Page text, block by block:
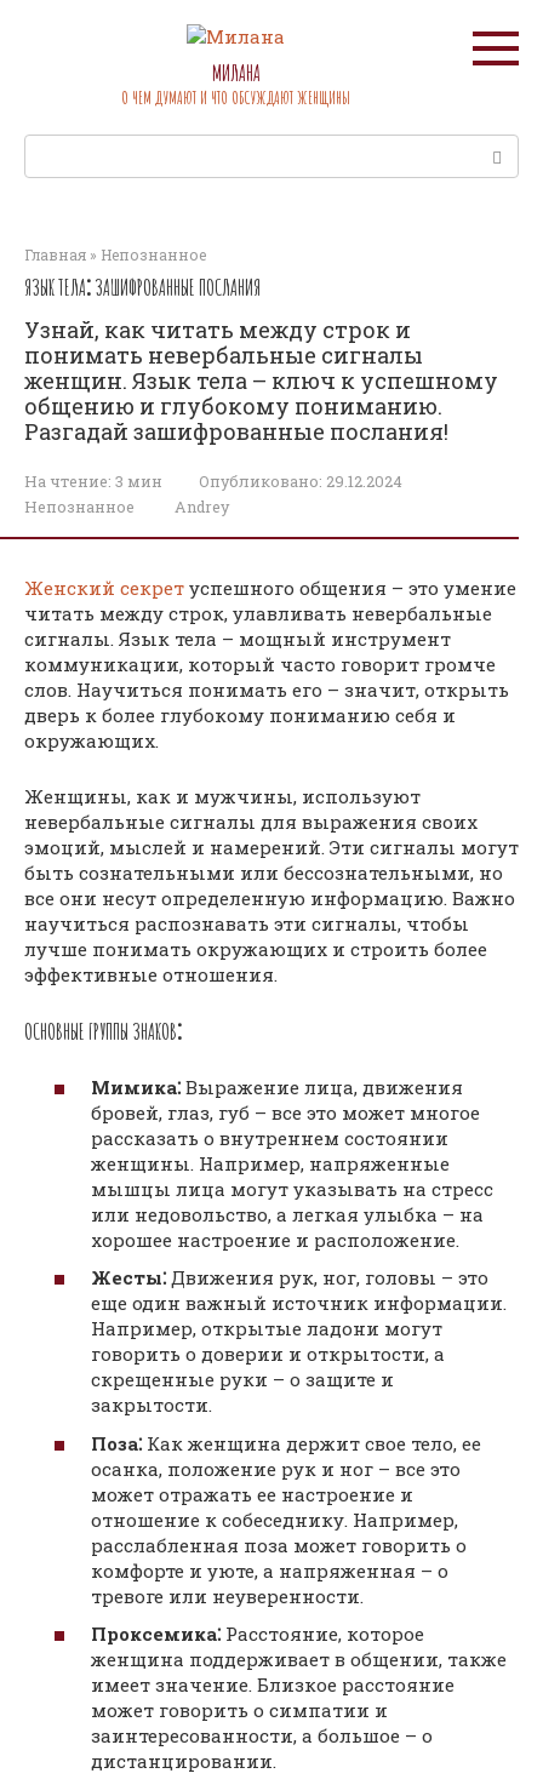
МИЛАНА
О ЧЕМ ДУМАЮТ И ЧТО ОБСУЖДАЮТ ЖЕНЩИНЫ
Главная » Непознанное
ЯЗЫК ТЕЛА⁚ ЗАШИФРОВАННЫЕ ПОСЛАНИЯ
Узнай, как читать между строк и
понимать невербальные сигналы
женщин. Язык тела – ключ к успешному
общению и глубокому пониманию.
Разгадай зашифрованные послания!
На чтение: 3 мин Опубликовано: 29.12.2024
Непознанное
Andrey
Женский секрет успешного общения – это умение
читать между строк, улавливать невербальные
сигналы. Язык тела – мощный инструмент
коммуникации, который часто говорит громче
слов. Научиться понимать его – значит, открыть
дверь к более глубокому пониманию себя и
окружающих.
Женщины, как и мужчины, используют
невербальные сигналы для выражения своих
эмоций, мыслей и намерений. Эти сигналы могут
быть сознательными или бессознательными, но
все они несут определенную информацию. Важно
научиться распознавать эти сигналы, чтобы
лучше понимать окружающих и строить более
эффективные отношения.
ОСНОВНЫЕ ГРУППЫ ЗНАКОВ⁚
Мимика⁚ Выражение лица, движения
бровей, глаз, губ – все это может многое
рассказать о внутреннем состоянии
женщины. Например, напряженные
мышцы лица могут указывать на стресс
или недовольство, а легкая улыбка – на
хорошее настроение и расположение.
Жесты⁚ Движения рук, ног, головы – это
еще один важный источник информации.
Например, открытые ладони могут
говорить о доверии и открытости, а
скрещенные руки – о защите и
закрытости.
Поза⁚ Как женщина держит свое тело, ее
осанка, положение рук и ног – все это
может отражать ее настроение и
отношение к собеседнику. Например,
расслабленная поза может говорить о
комфорте и уюте, а напряженная – о
тревоге или неуверенности.
Проксемика⁚ Расстояние, которое
женщина поддерживает в общении, также
имеет значение. Близкое расстояние
может говорить о симпатии и
заинтересованности, а большое – о
дистанцировании.